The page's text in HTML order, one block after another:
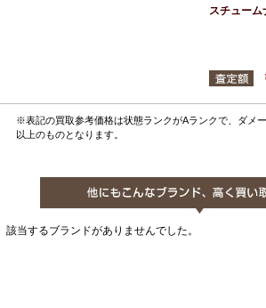
スチュー
※表記の買取参考価格は状態ランクがAランクで、ダメ
以上のものとなります。
該当するブランドがありませんでした。